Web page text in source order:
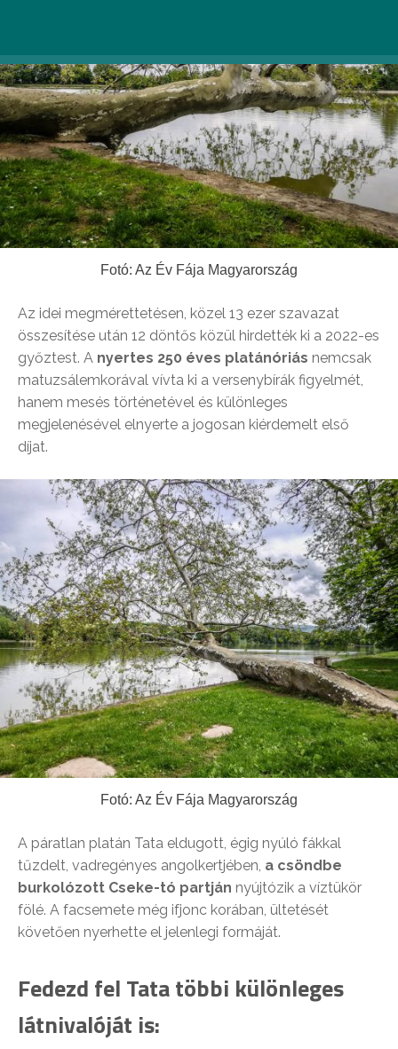
Fotó: Az Év Fája Magyarország
Az idei megmérettetésen, közel 13 ezer szavazat
összesítése után 12 döntős közül hirdették ki a 2022-es
győztest. A nyertes 250 éves platánóriás nemcsak
matuzsálemkorával vívta ki a versenybírák figyelmét,
hanem mesés történetével és különleges
megjelenésével elnyerte a jogosan kiérdemelt első
díjat.
Fotó: Az Év Fája Magyarország
A páratlan platán Tata eldugott, égig nyúló fákkal
tűzdelt, vadregényes angolkertjében, a csöndbe
burkolózott Cseke-tó partján nyújtózik a víztükör
fölé. A facsemete még ifjonc korában, ültetését
követően nyerhette el jelenlegi formáját.
Fedezd fel Tata többi különleges
látnivalóját is: